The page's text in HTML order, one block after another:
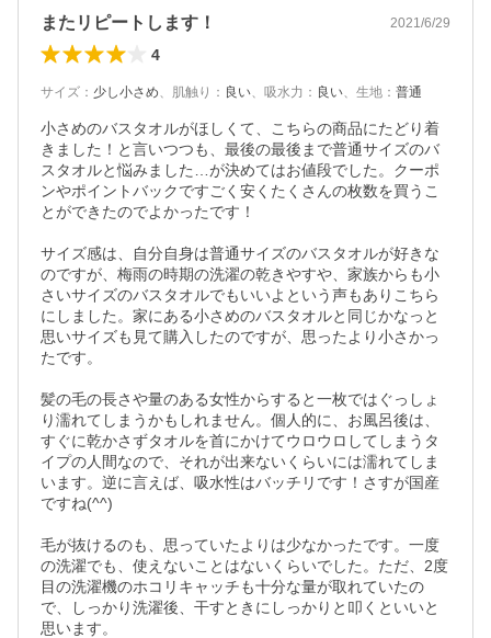
またリピートします！ 2021/6/29
4
サイズ ： 少し小さめ、 肌触り ： 良い、 吸水力 ： 良い、 生地 ： 普通
小さめのバスタオルがほしくて、こちらの商品にたどり着
きました！と言いつつも、最後の最後まで普通サイズのバ
スタオルと悩みました…が決めてはお値段でした。クーポ
ンやポイントバックですごく安くたくさんの枚数を買うこ
とができたのでよかったです！
サイズ感は、自分自身は普通サイズのバスタオルが好きな
のですが、梅雨の時期の洗濯の乾きやすや、家族からも小
さいサイズのバスタオルでもいいよという声もありこちら
にしました。家にある小さめのバスタオルと同じかなっと
思いサイズも見て購入したのですが、思ったより小さかっ
たです。
髪の毛の長さや量のある女性からすると一枚ではぐっしょ
り濡れてしまうかもしれません。個人的に、お風呂後は、
すぐに乾かさずタオルを首にかけてウロウロしてしまうタ
イプの人間なので、それが出来ないくらいには濡れてしま
います。逆に言えば、吸水性はバッチリです！さすが国産
ですね(^^)
毛が抜けるのも、思っていたよりは少なかったです。一度
の洗濯でも、使えないことはないくらいでした。ただ、2度
目の洗濯機のホコリキャッチも十分な量が取れていたの
で、しっかり洗濯後、干すときにしっかりと叩くといいと
思います。